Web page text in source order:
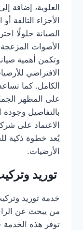
العلوية، إضافة
الأجزاء التالفة
الصيانة حلولًا
الأصوات
وتكمن أهمية
الافتراضي
الكامل. كما
على المظهر
بالتفاصيل
الاعتماد على
يُعد خطوة ذكية
الأرضيات.
توريد
خدمة توريد
من يبحث عن
توفر هذه